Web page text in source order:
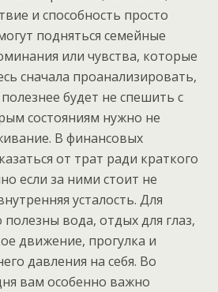
и способность просто
подняться семейные
или чувства, которые
сначала проанализировать,
будет не спешить с
состояниям нужно не
В финансовых
от трат ради краткого
если за ними стоит не
усталость. Для
вода, отдых для глаз,
движение, прогулка и
давления на себя. Во
вам особенно важно